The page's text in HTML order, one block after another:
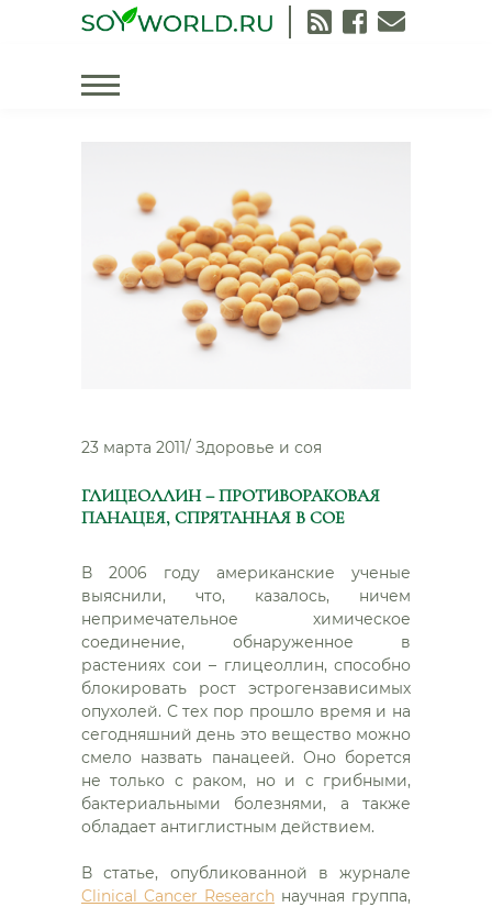
23 марта 2011/ Здоровье и соя
ГЛИЦЕОЛЛИН – ПРОТИВОРАКОВАЯ
ПАНАЦЕЯ, СПРЯТАННАЯ В СОЕ
В 2006 году американские ученые
выяснили, что, казалось, ничем
непримечательное химическое
соединение, обнаруженное в
растениях сои – глицеоллин, способно
блокировать рост эстрогензависимых
опухолей. С тех пор прошло время и на
сегодняшний день это вещество можно
смело назвать панацеей. Оно борется
не только с раком, но и с грибными,
бактериальными болезнями, а также
обладает антиглистным действием.
В статье, опубликованной в журнале
Clinical Cancer Research научная группа,